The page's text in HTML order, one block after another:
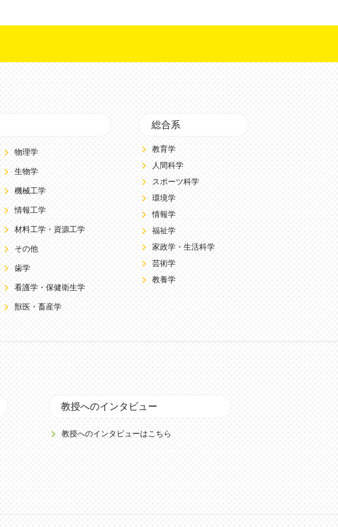
物理学
生物学
機械工学
情報工学
材料工学・資源工学
その他
歯学
看護学・保健衛生学
獣医・畜産学
総合系
教育学
人間科学
スポーツ科学
環境学
情報学
福祉学
家政学・生活科学
芸術学
教養学
教授へのインタビュー
教授へのインタビューはこちら